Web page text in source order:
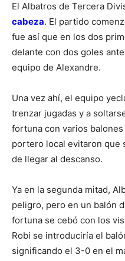
El Albatros de Tercera
cabeza. El partido
fue así que en los dos
delante con dos goles
equipo de Alexandre.
Una vez ahí, el equipo
trenzar jugadas y a
fortuna con varios
portero local evitaron que
de llegar al descanso.
Ya en la segunda mitad,
peligro, pero en un balón
fortuna se cebó con los
Robi se introduciría el
significando el 3-0 en el